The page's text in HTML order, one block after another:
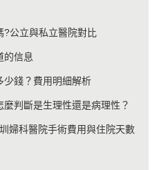
?公立與私立醫院對比
的信息
少錢？費用明細解析
判斷是生理性還是病理性？
婦科醫院手術費用與住院天數